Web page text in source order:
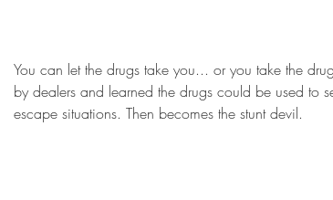
You can let the drugs take you... or you take the
by dealers and learned the drugs could be used to
escape situations. Then becomes the stunt devil.